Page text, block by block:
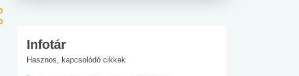
Infotár
Hasznos, kapcsolódó cikkek